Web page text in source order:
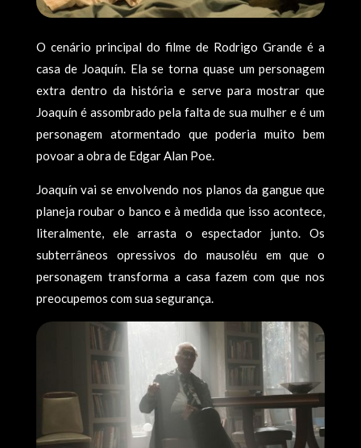
O cenário principal do filme de Rodrigo Grande é a
casa de Joaquín. Ela se torna quase um personagem
extra dentro da história e serve para mostrar que
Joaquín é assombrado pela falta de sua mulher e é um
personagem atormentado que poderia muito bem
povoar a obra de Edgar Alan Poe.
Joaquín vai se envolvendo nos planos da gangue que
planeja roubar o banco e à medida que isso acontece,
literalmente, ele arrasta o espectador junto. Os
subterrâneos opressivos do mausoléu em que o
personagem transforma a casa fazem com que nos
preocupemos com sua segurança.